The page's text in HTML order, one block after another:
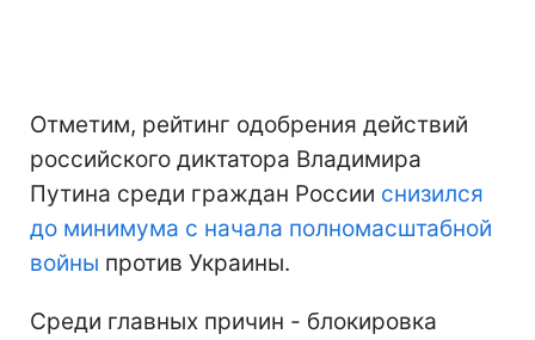
Отметим, рейтинг одобрения действий
российского диктатора Владимира
Путина среди граждан России снизился
до минимума с начала полномасштабной
войны против Украины.
Среди главных причин - блокировка